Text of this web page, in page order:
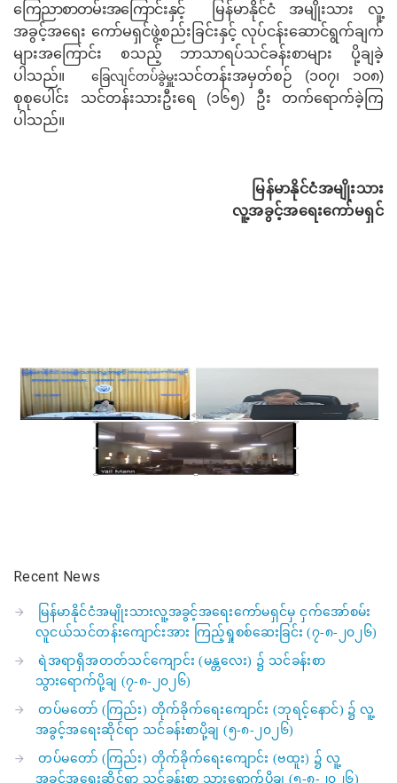
ကြေညာစာတမ်းအကြောင်းနှင့်
မြန်မာနိုင်ငံ အမျိုးသား လူ့
အခွင့်အရေး ကော်မရှင်ဖွဲ့စည်းခြင်းနှင့် လုပ်ငန်းဆောင်ရွက်ချက်
များအကြောင်း စသည့် ဘာသာရပ်သင်ခန်းစာများ ပို့ချခဲ့
ပါသည်။
ခြေလျင်တပ်ခွဲမှူးသင်တန်းအမှတ်စဉ် (၁၀၇၊ ၁၀၈)
စုစုပေါင်း သင်တန်းသားဦးရေ (၁၆၅) ဦး တက်ရောက်ခဲ့ကြ
ပါသည်။
မြန်မာနိုင်ငံအမျိုးသား
လူ့အခွင့်အရေးကော်မရှင်
Recent News
မြန်မာနိုင်ငံအမျိုးသားလူ့အခွင့်အရေးကော်မရှင်မှ ငှက်အော်စမ်း
လူငယ်သင်တန်းကျောင်းအား ကြည့်ရှုစစ်ဆေးခြင်း (၇-၈-၂၀၂၆)
ရဲအရာရှိအတတ်သင်ကျောင်း (မန္တလေး) ၌ သင်ခန်းစာ
သွားရောက်ပို့ချ (၇-၈-၂၀၂၆)
တပ်မတော် (ကြည်း) တိုက်ခိုက်ရေးကျောင်း (ဘုရင့်နောင်) ၌ လူ့
အခွင့်အရေးဆိုင်ရာ သင်ခန်းစာပို့ချ (၅-၈-၂၀၂၆)
တပ်မတော် (ကြည်း) တိုက်ခိုက်ရေးကျောင်း (ဗထူး) ၌ လူ့
အခွင့်အရေးဆိုင်ရာ သင်ခန်းစာ သွားရောက်ပို့ချ (၅-၈-၂၀၂၆)